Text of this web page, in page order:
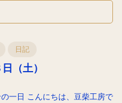
日記
（土）
一日 こんにちは、豆柴工房で